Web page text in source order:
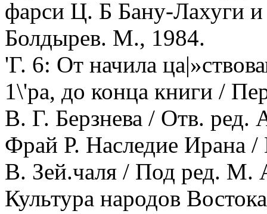
фарси Ц. Б Бану-Лахуги
Болдырев. М., 1984.
'Г. 6: От начила
1\'ра, до конца книги /
В. Г. Берзнева / Отв.
Фрай Р. Наследие Ирана
В. Зей.чаля / Под ред. М.
Культура народов